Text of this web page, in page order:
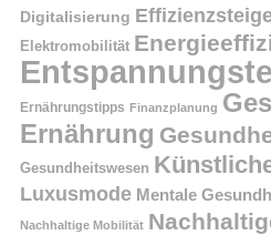
Digitalisierung
Elektromobilität
Ernährungstipps Finanzplanung
Ernährung
Gesundheitswesen
Luxusmode Mentale
Nachhaltige Mobilität